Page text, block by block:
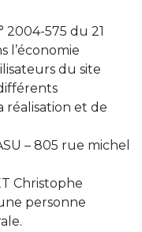
2004-575 du 21
l’économie
du site
réalisation et de
– 805 rue michel
Christophe
personne